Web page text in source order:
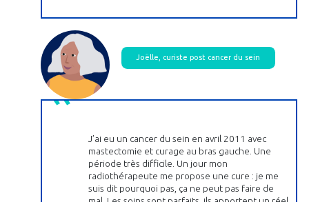
Joëlle, curiste post cancer du sein
J’ai eu un cancer du sein en avril 2011 avec
mastectomie et curage au bras gauche. Une
période très difficile. Un jour mon
radiothérapeute me propose une cure : je me
suis dit pourquoi pas, ça ne peut pas faire de